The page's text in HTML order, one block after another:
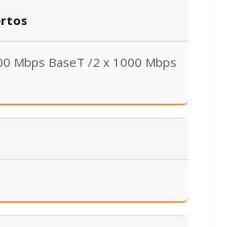
Mbps BaseT /2 x 1000 Mbps